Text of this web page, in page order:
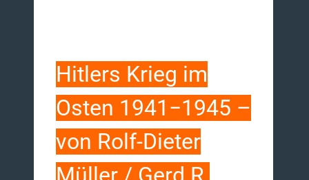
Hitlers Krieg im
Osten 1941−1945 –
von Rolf-Dieter